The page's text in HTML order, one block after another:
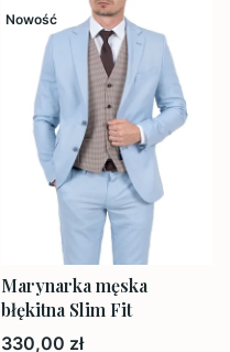
Nowość
Marynarka męska
błękitna Slim Fit
Cena
330,00 zł